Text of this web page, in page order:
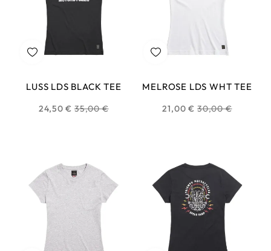
LUSS LDS BLACK TEE
24,50 € Prix
35,00 €
MELROSE LDS WHT TEE
21,00 € Prix
30,00 €